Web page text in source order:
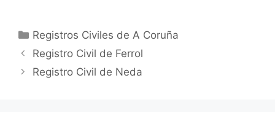
Categorías
Registros Civiles de A Coruña
Registro Civil de Ferrol
Registro Civil de Neda